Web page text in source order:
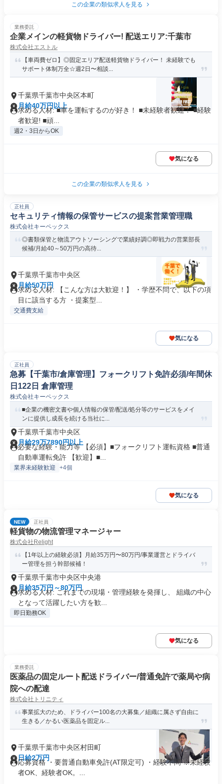
この企業の類似求人を見る
業務委託
企業メインの軽貨物ドライバー! 配送エリア:千葉市
株式会社エストル
【車両費ゼロ】◎固定エリア配送軽貨物ドライバー！ 未経験でも
サポート体制万全☆週2日〜相談...
千葉県千葉市中央区本町
月給40万円以上
求める人材: ■車を運転するのが好き！ ■未経験者歓迎！ ■経験
者歓迎! ■頑...
週2・3日からOK
気になる
この企業の類似求人を見る
正社員
セキュリティ情報の保管サービスの提案営業管理職
株式会社キーペックス
◎書類保管と物流アウトソーシングで業績好調◎即戦力の営業部長
候補/月給40～50万円の高待...
千葉県千葉市中央区
月給50万円
求める人材: 【こんな方は大歓迎！】 ・学歴不問で、以下の項
目に該当する方 ・提案型...
交通費支給
気になる
正社員
急募【千葉市/倉庫管理】フォークリフト免許必須/年間休
日122日 倉庫管理
株式会社キーペックス
■企業の機密文書や個人情報の保管/配送/処分等のサービスをメイ
ンに提供し成長を続ける当社に...
千葉県千葉市中央区
月給29万7890円以上
必要な経験・能力等 【必須】■フォークリフト運転資格 ■普通
自動車運転免許 【歓迎】■...
業界未経験歓迎 +4個
気になる
NEW 正社員
軽貨物の物流管理マネージャー
株式会社Relight
【1年以上の経験必須】月給35万円〜80万円/事業運営とドライバ
ー管理を担う幹部候補！
千葉県千葉市中央区中央港
月給35万円～80万円
求める人材: これまでの現場・管理経験を発揮し、 組織の中心
となって活躍したい方を歓...
即日勤務OK
気になる
業務委託
医薬品の固定ルート配送ドライバー/普通免許で薬局や病
院への配達
株式会社トリニティ
事業拡大のため、ドライバー100名の大募集／組織に属さず自由に
生きる／かるい医薬品を固定ル...
千葉県千葉市中央区村田町
日給2万円
応募資格 ・要普通自動車免許(AT限定可) ・経験不問 ※未経験
者OK、経験者OK。...